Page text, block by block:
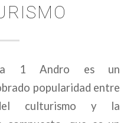
1 Andro es un
popularidad entre
culturismo y la